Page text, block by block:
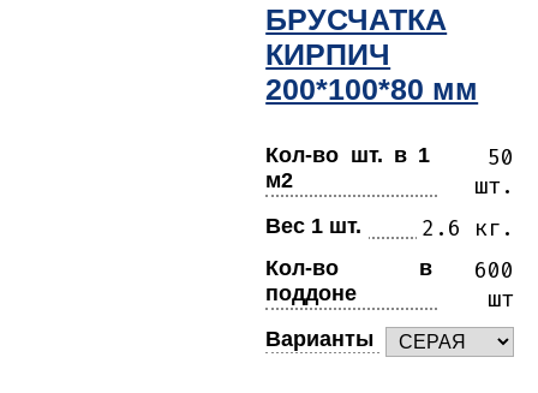
БРУСЧАТКА
КИРПИЧ
200*100*80 мм
Кол-во шт. в 1
м2
50
шт.
Вес 1 шт. 2.6 кг.
Кол-во в
поддоне
600
шт
Варианты